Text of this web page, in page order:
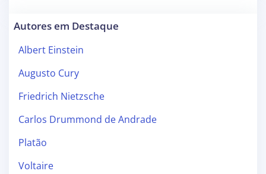
Autores em Destaque
Albert Einstein
Augusto Cury
Friedrich Nietzsche
Carlos Drummond de Andrade
Platão
Voltaire